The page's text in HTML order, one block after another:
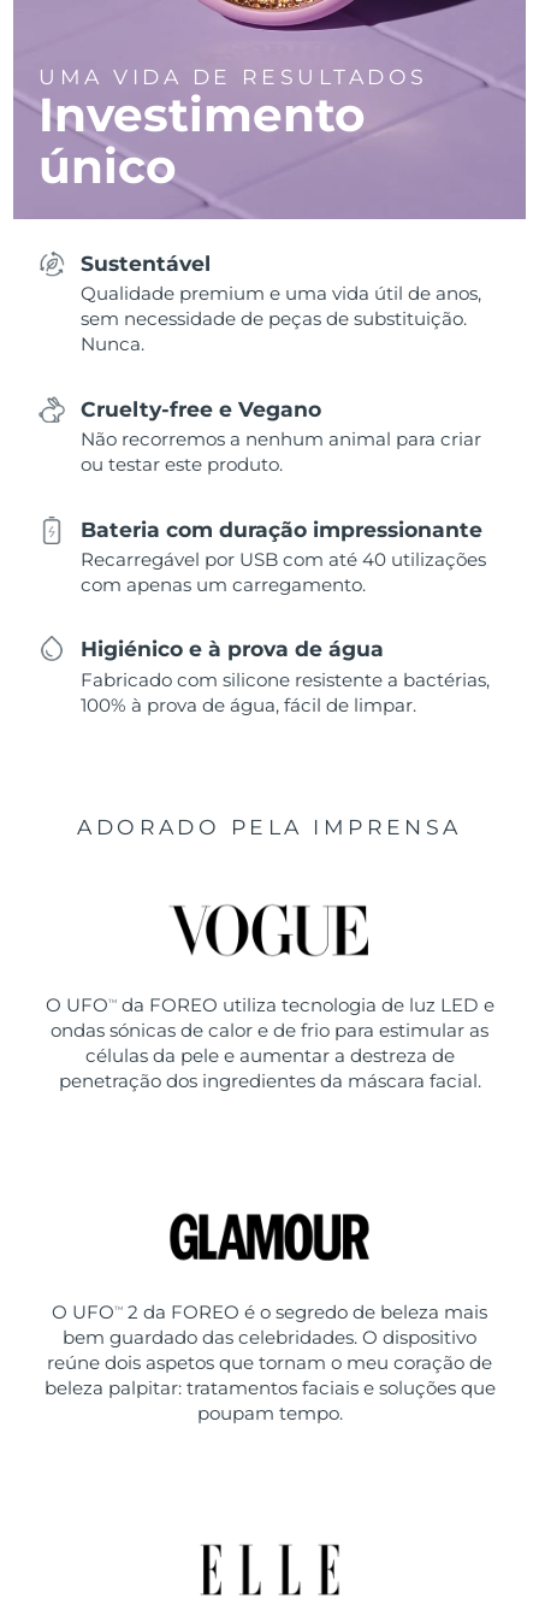
UMA VIDA DE RESULTADOS
Investimento
único
Sustentável
Qualidade premium e uma vida útil de anos,
sem necessidade de peças de substituição.
Nunca.
Cruelty-free e Vegano
Não recorremos a nenhum animal para criar
ou testar este produto.
Bateria com duração impressionante
Recarregável por USB com até 40 utilizações
com apenas um carregamento.
Higiénico e à prova de água
Fabricado com silicone resistente a bactérias,
100% à prova de água, fácil de limpar.
ADORADO PELA IMPRENSA
O UFO TMda FOREO utiliza tecnologia de luz LED e
ondas sónicas de calor e de frio para estimular as
células da pele e aumentar a destreza de
penetração dos ingredientes da máscara facial.
O UFO TM
2 da FOREO é o segredo de beleza mais
bem guardado das celebridades. O dispositivo
reúne dois aspetos que tornam o meu coração de
beleza palpitar: tratamentos faciais e soluções que
poupam tempo.